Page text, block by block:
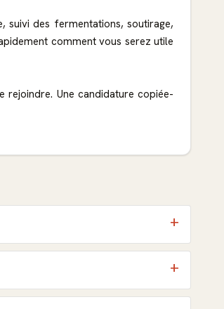
suivi des fermentations, soutirage,
comment vous serez utile
rejoindre. Une candidature copiée-